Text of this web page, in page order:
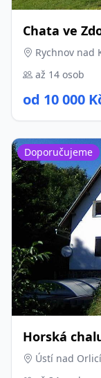
Chata ve
Rychnov nad
až 14 osob
od 10 000
Horská
Ústí nad
Doporučujeme